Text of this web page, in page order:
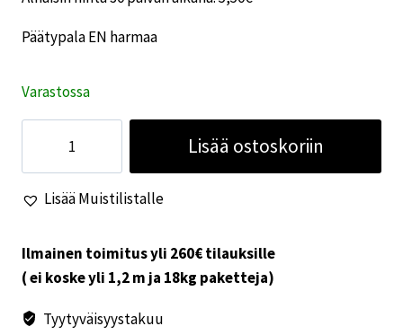
Päätypala EN harmaa
Varastossa
Truma
harmaa
Lisää ostoskoriin
Lisää Muistilistalle
Ilmainen toimitus yli 260€ tilauksille
( ei koske yli 1,2 m ja 18kg paketteja)
Tyytyväisyystakuu